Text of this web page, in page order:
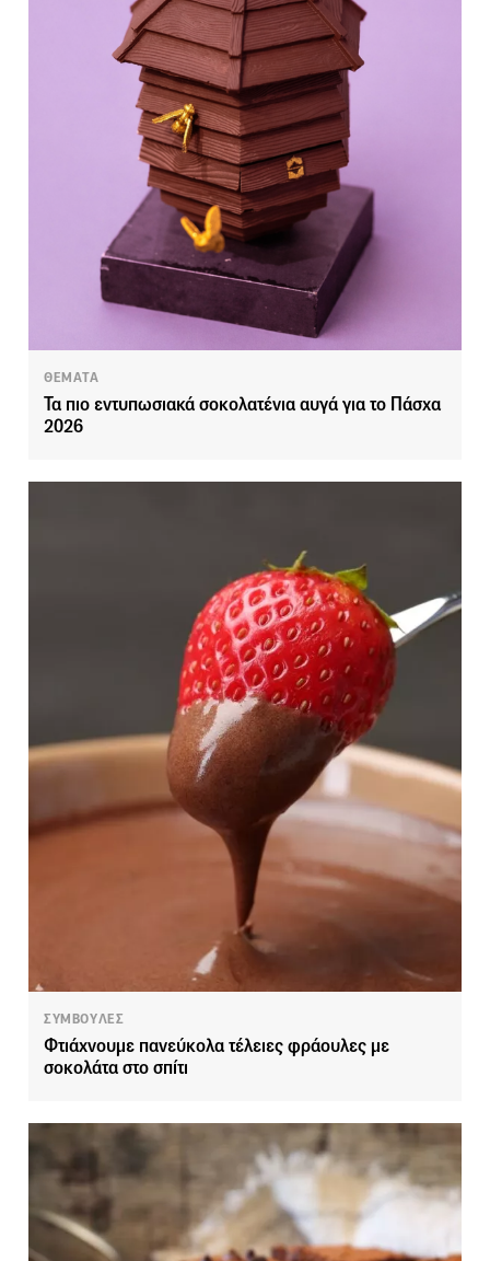
ΘΕΜΑΤΑ
Τα πιο εντυπωσιακά σοκολατένια αυγά για το Πάσχα
2026
ΣΥΜΒΟΥΛΕΣ
Φτιάχνουμε πανεύκολα τέλειες φράουλες με
σοκολάτα στο σπίτι